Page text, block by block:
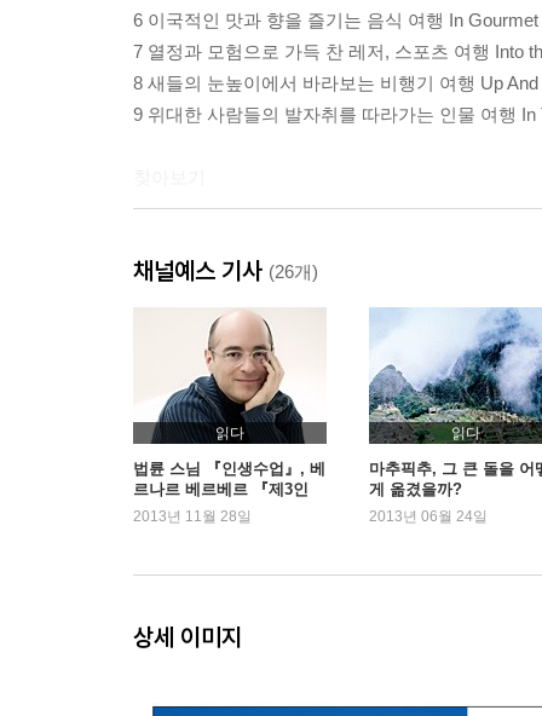
6 이국적인 맛과 향을 즐기는 음식 여행 In
7 열정과 모험으로 가득 찬 레저, 스포츠 여행 Into
8 새들의 눈높이에서 바라보는 비행기 여행 Up
9 위대한 사람들의 발자취를 따라가는 인물 여행 In
1 _ 강, 바다, 호수를 따라가는 물길 여행 Across
2 _ 끝없이 이야기가 펼쳐지는 자동차 여행 By
4 _ 순수하고 소박한 즐거움을 찾을 수 있는 걷기
5 _ 인간의 무한한 상상력을 느끼는 문화 탐험 여행
6 _ 이국적인 맛과 향을 즐기는 음식 여행 In
7 _ 열정과 모험으로 가득 찬 레저, 스포츠 여행
채널예스 기사 (26개)
읽다
법륜 스님 『인생수업』, 베
르나르 베르베르 『제3인
류』 각축전
2013년 11월 28일
읽다
마추픽추, 그 큰 돌을 어
게 옮겼을까?
2013년 06월 24일
상세 이미지